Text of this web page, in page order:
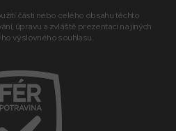
části nebo celého obsahu těchto
úpravu a zvláště prezentaci na jiných
výslovného souhlasu.